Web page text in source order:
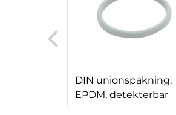
DIN unionspakning,
EPDM, detekterbar